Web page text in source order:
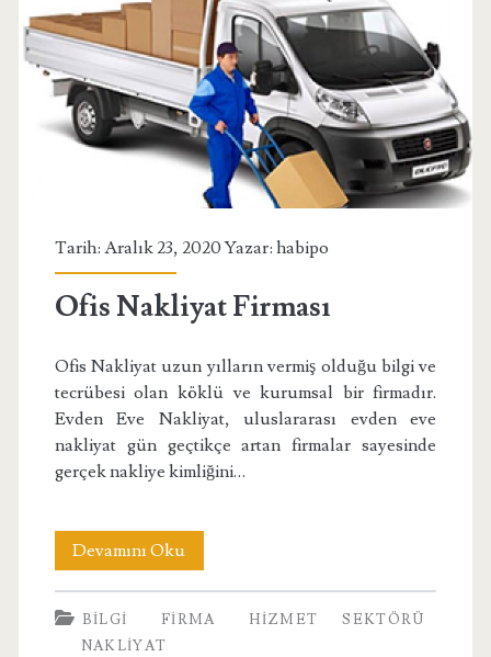
Tarih: Aralık 23, 2020 Yazar: habipo
Ofis Nakliyat Firması
Ofis Nakliyat uzun yılların vermiş olduğu bilgi ve
tecrübesi olan köklü ve kurumsal bir firmadır.
Evden Eve Nakliyat, uluslararası evden eve
nakliyat gün geçtikçe artan firmalar sayesinde
gerçek nakliye kimliğini…
Devamını OkuOfis
Nakliyat
Firması
BILGI FIRMA
HIZMET SEKTÖRÜ
NAKLIYAT